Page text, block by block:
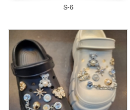
S-6